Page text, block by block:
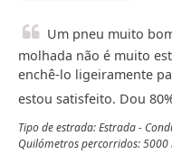
Um pneu muito
molhada não é muito
enchê-lo ligeiramente
estou satisfeito. Dou
Tipo de estrada: Estrada -
Quilómetros percorridos: 5000